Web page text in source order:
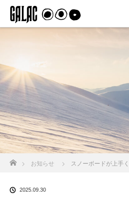
ホーム
お知らせ スノーボードが上手
2025.09.30